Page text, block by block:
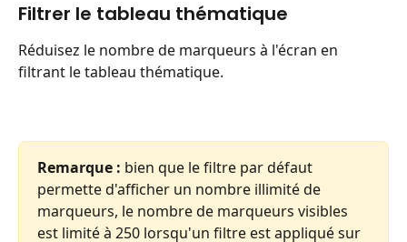
Filtrer le tableau thématique
Réduisez le nombre de marqueurs à l'écran en
filtrant le tableau thématique.
Remarque : bien que le filtre par défaut
permette d'afficher un nombre illimité de
marqueurs, le nombre de marqueurs visibles
est limité à 250 lorsqu'un filtre est appliqué sur